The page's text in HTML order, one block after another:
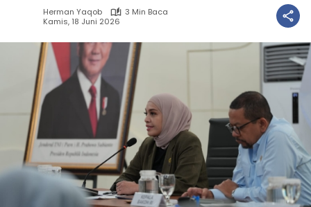
Herman Yaqob
3 Min Baca
Kamis, 18 Juni 2026